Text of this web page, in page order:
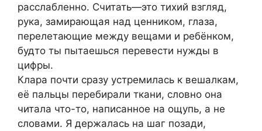
расслабленно. Считать—это тихий взгляд,
рука, замирающая над ценником, глаза,
перелетающие между вещами и ребёнком,
будто ты пытаешься перевести нужды в
цифры.
Клара почти сразу устремилась к вешалкам,
её пальцы перебирали ткани, словно она
читала что-то, написанное на ощупь, а не
словами. Я держалась на шаг позади,